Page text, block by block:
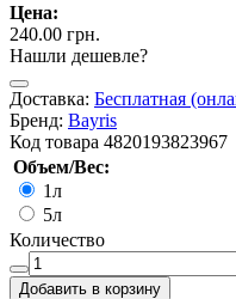
Цена:
240.00 грн.
Нашли дешевле?
Доставка: Бесплатная
Бренд: Bayris
Код товара 4820193823967
Объем/Вес:
1л
5л
Количество
Добавить в корзину